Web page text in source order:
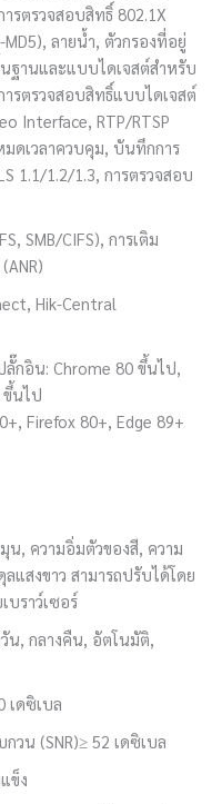
รตรวจสอบสิทธิ์ 802.1X
MD5), ลายน้ำ, ตัวกรองที่อยู่
ฐานและแบบไดเจสต์สำหรับ
ารตรวจสอบสิทธิ์แบบไดเจสต์
Interface, RTP/RTSP
มดเวลาควบคุม, บันทึกการ
1.1/1.2/1.3, การตรวจสอบ
SMB/CIFS), การเติม
Hik-Central
กอิน: Chrome 80 ขึ้นไป,
ขึ้นไป
Firefox 80+, Edge 89+
น, ความอิ่มตัวของสี, ความ
แสงขาว สามารถปรับได้โดย
บราว์เซอร์
น, กลางคืน, อัตโนมัติ,
เดซิเบล
วน (SNR)≥ 52 เดซิเบล
ข็ง